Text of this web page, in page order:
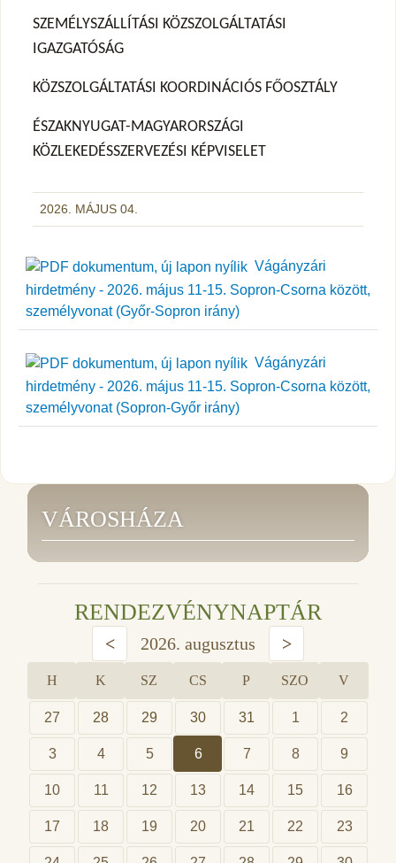
SZEMÉLYSZÁLLÍTÁSI KÖZSZOLGÁLTATÁSI
IGAZGATÓSÁG
KÖZSZOLGÁLTATÁSI KOORDINÁCIÓS FŐOSZTÁLY
ÉSZAKNYUGAT-MAGYARORSZÁGI
KÖZLEKEDÉSSZERVEZÉSI KÉPVISELET
2026. MÁJUS 04.
Vágányzári
hirdetmény - 2026. május 11-15. Sopron-Csorna között,
személyvonat (Győr-Sopron irány)
Vágányzári
hirdetmény - 2026. május 11-15. Sopron-Csorna között,
személyvonat (Sopron-Győr irány)
VÁROSHÁZA
RENDEZVÉNYNAPTÁR
< 2026. augusztus >
H K SZ CS P SZO V
27 28 29 30 31 1 2
3 4 5 6 7 8 9
10 11 12 13 14 15 16
17 18 19 20 21 22 23